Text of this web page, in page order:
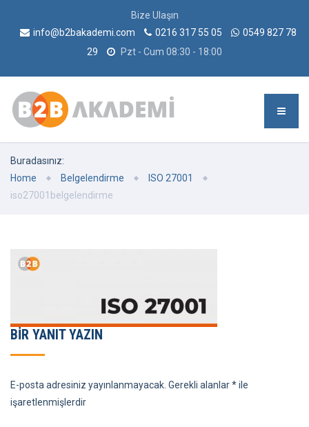
Bize Ulaşın
info@b2bakademi.com
0216 317 55 05
0549 827 78
29
Pzt - Cum 08:30 - 18:00
Buradasınız:
Home
Belgelendirme
ISO 27001
iso27001belgelendirme
BIR YANIT YAZIN
E-posta adresiniz yayınlanmayacak. Gerekli alanlar*ile
işaretlenmişlerdir